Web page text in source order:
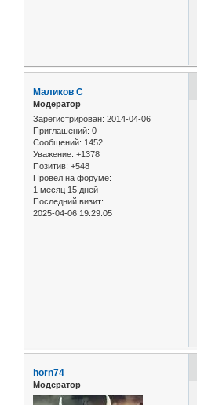
Маликов С
Модератор
Зарегистрирован: 2014-04-06
Приглашений: 0
Сообщений: 1452
Уважение: +1378
Позитив: +548
Провел на форуме:
1 месяц 15 дней
Последний визит:
2025-04-06 19:29:05
horn74
Модератор